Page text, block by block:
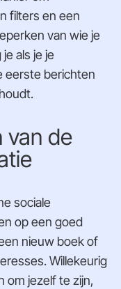
filters en een
van wie je
als je je
eerste berichten
van de
sociale
op een goed
nieuw boek of
Willekeurig
om jezelf te zijn,